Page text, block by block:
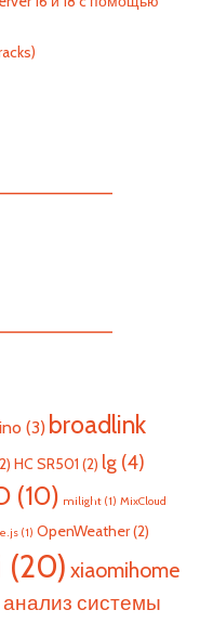
(3) broadlink
HC SR501 (2) lg (4)
(10) milight (1) MixCloud
(1) OpenWeather(2)
(20) xiaomihome
анализ системы